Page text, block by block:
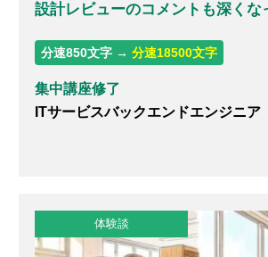
設計レビューのコメントも深くな
分速850文字 →分速18500文字
集中講座修了
ITサービスバックエンドエンジニ
体験談